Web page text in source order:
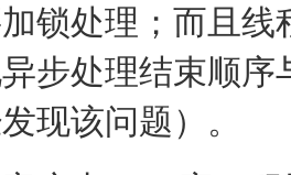
锁处理；而且
步处理结束顺
现该问题）。